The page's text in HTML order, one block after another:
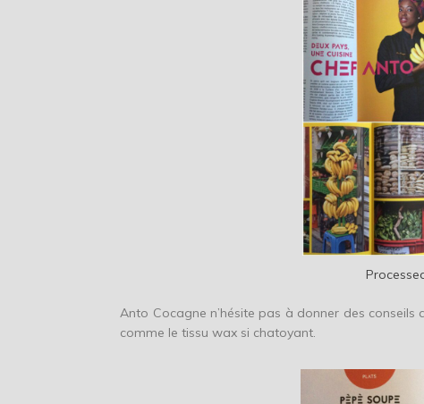
Anto Cocagne n’hésite pas à donner des
comme le tissu wax si chatoyant.